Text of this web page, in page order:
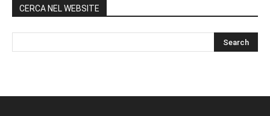
CERCA NEL WEBSITE